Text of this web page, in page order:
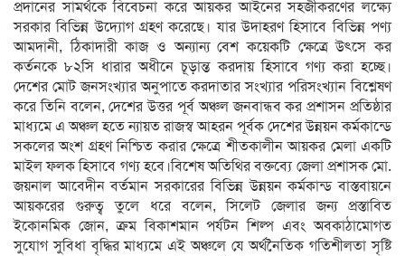
প্রদানের সামর্থকে বিবেচনা করে আয়কর আইনের সহজীকরণের লক্ষ্যে
সরকার বিভিন্ন উদ্যোগ গ্রহণ করেছে। যার উদাহরণ হিসাবে বিভিন্ন পণ্য
আমদানী, ঠিকাদারী কাজ ও অন্যান্য বেশ কয়েকটি ক্ষেত্রে উৎসে কর
কর্তনকে ৮২সি ধারার অধীনে চূড়ান্ত করদায় হিসাবে গণ্য করা হচ্ছে।
দেশের মোট জনসংখ্যার অনুপাতে করদাতার সংখ্যার পরিসংখ্যান বিশ্লেষণ
করে তিনি বলেন, দেশের উত্তর পূর্ব অঞ্চল জনবান্ধব কর প্রশাসন প্রতিষ্ঠার
মাধ্যমে এ অঞ্চল হতে ন্যায়ত রাজস্ব আহরন পূর্বক দেশের উন্নয়ন কর্মকান্ডে
সকলের অংশ গ্রহণ নিশ্চিত করার ক্ষেত্রে শীতকালীন আয়কর মেলা একটি
মাইল ফলক হিসাবে গণ্য হবে।বিশেষ অতিথির বক্তব্যে জেলা প্রশাসক মো.
জয়নাল আবেদীন বর্তমান সরকারের বিভিন্ন উন্নয়ন কর্মকান্ড বাস্তবায়নে
আয়করের গুরুত্ব তুলে ধরে বলেন, সিলেট জেলার জন্য প্রস্তাবিত
ইকোনমিক জোন, ক্রম বিকাশমান পর্যটন শিল্প এবং অবকাঠামোগত
সুযোগ সুবিধা বৃদ্ধির মাধ্যমে এই অঞ্চলে যে অর্থনৈতিক গতিশীলতা সৃষ্টি